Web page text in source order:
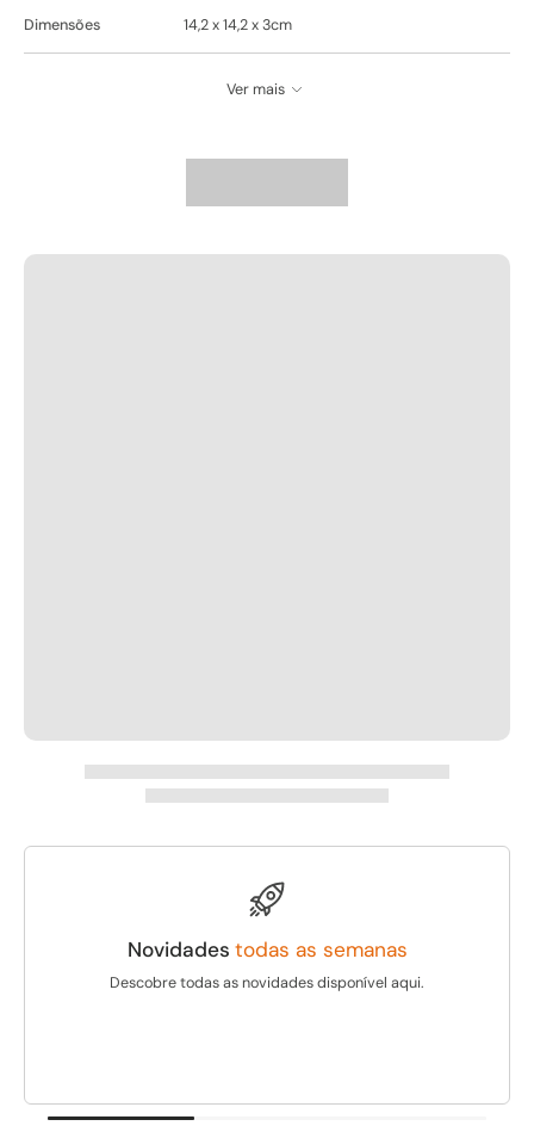
Dimensões 14,2 x 14,2 x 3cm
Ver mais
Novidades todas as semanas
Descobre todas as novidades disponível aqui.